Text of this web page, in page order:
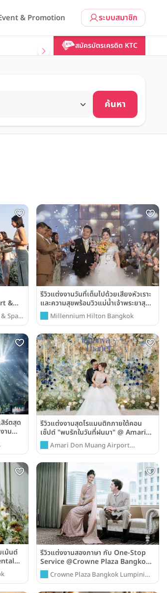
ระบบสมาชิก
& Promotion
สมัครบัตรเครดิต KTC
ค้นหา
&
Spa
า)
รีวิวแต่งงานวันที่เต็มไปด้วยเสียงหัวเราะ
และความสุขพร้อมวิวแม่น้ำเจ้าพระยาสุด
เฟอร์เฟค @ Millennium Hilton
Bangkok
Millennium Hilton Bangkok
ร์ตสุด
าน
รีวิวแต่งงานสุดโรแมนติกภายใต้คอน
เซ็ปต์ "พบรักในวันที่ฝนมา" @ Amari
Don Muang Airport Bangkok
Amari Don Muang Airport
Bangkok
เม้นต์
รีวิวแต่งงานสองภาษา กับ One-Stop
Service @Crowne Plaza Bangkok
Lumpini Park
Crowne Plaza Bangkok Lumpini
Park